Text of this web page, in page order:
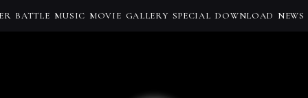
BATTLE MUSIC MOVIE GALLERY SPECIAL DOWNLOAD NEWS